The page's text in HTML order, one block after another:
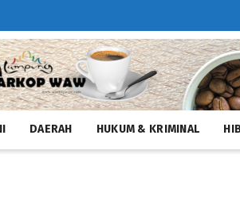
DAERAH HUKUM & KRIMINAL